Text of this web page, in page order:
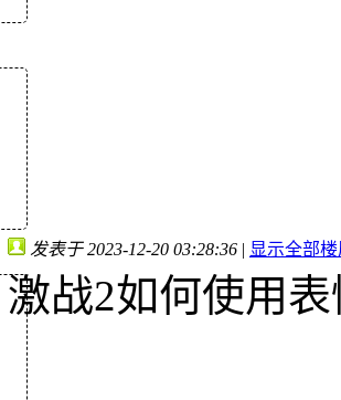
发表于 2023-12-20 03:28:36 | 显示全部
激战2如何使用